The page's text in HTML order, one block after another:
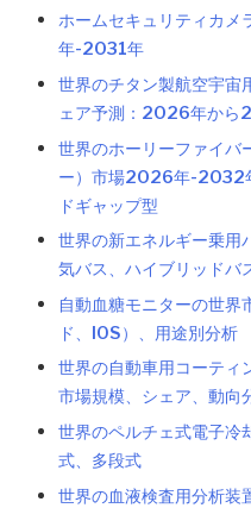
ホームセキュリティカ
年-2031年
世界のチタン製航空宇宙
ェア予測：2026年から
世界のホーリーファイバ
ー）市場2026年-2032
ドギャップ型
世界の新エネルギー乗
気バス、ハイブリッドバ
自動血糖モニターの世
ド、IOS）、用途別分析
世界の自動車用コーテ
市場規模、シェア、動向
世界のペルチェ式電子
式、多段式
世界の血液検査用分析